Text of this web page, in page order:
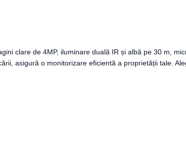
clare de 4MP, iluminare duală IR și albă pe 30 m,
asigură o monitorizare eficientă a proprietății tale.